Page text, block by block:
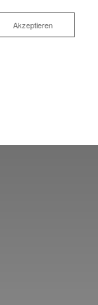
Akzeptieren